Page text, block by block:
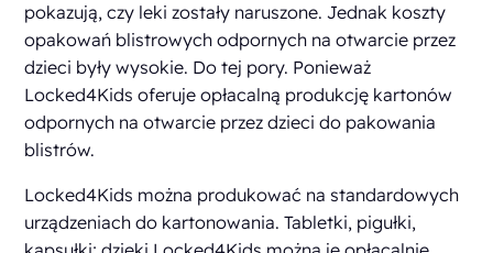
pokazują, czy leki zostały naruszone. Jednak koszty
opakowań blistrowych odpornych na otwarcie przez
dzieci były wysokie. Do tej pory. Ponieważ
Locked4Kids oferuje opłacalną produkcję kartonów
odpornych na otwarcie przez dzieci do pakowania
blistrów.
Locked4Kids można produkować na standardowych
urządzeniach do kartonowania. Tabletki, pigułki,